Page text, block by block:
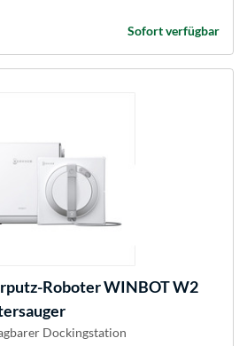
Sofort verfügbar
Roboter WINBOT W2
Dockingstation